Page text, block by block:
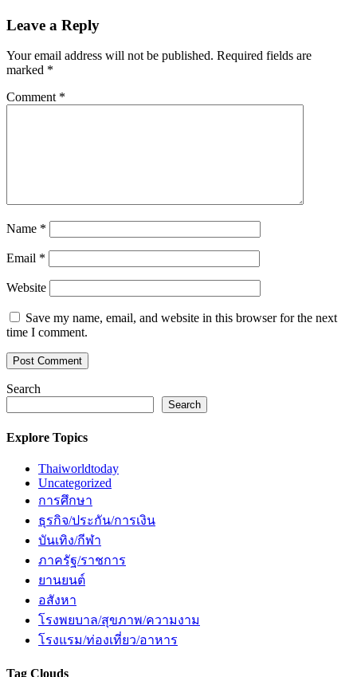
Leave a Reply
Your email address will not be published. Required fields are
marked *
Comment *
Name *
Email *
Website
Save my name, email, and website in this browser for the next
time I comment.
Search
Search
Explore Topics
Thaiworldtoday
Uncategorized
การศึกษา
ธุรกิจ/ประกัน/การเงิน
บันเทิง/กีฬา
ภาครัฐ/ราชการ
ยานยนต์
อสังหา
โรงพยบาล/สุขภาพ/ความงาม
โรงแรม/ท่องเที่ยว/อาหาร
Tag Clouds